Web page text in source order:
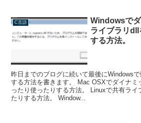
C言語
Windowsで
ライブラリdll
する方法。
昨日までのブログに続いて最後にWindows
する方法を書きます。 Mac OSXでダイナミ
ったり使ったりする方法。 Linuxで共有ライ
たりする方法。 Window...